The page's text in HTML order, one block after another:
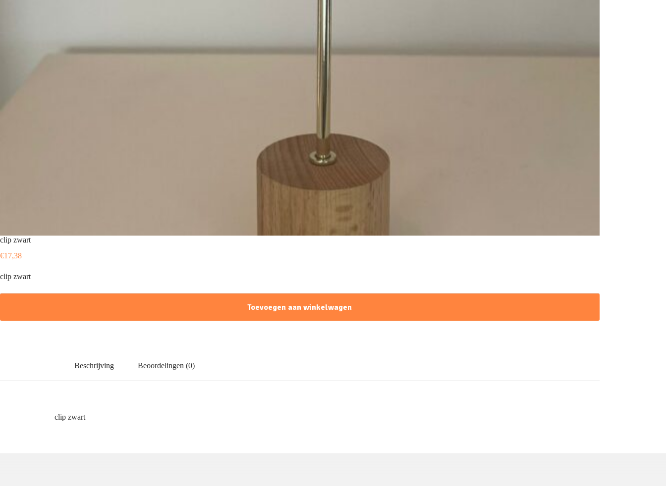
clip zwart
€17,38
clip zwart
Toevoegen aan winkelwagen
Beschrijving Beoordelingen (0)
clip zwart